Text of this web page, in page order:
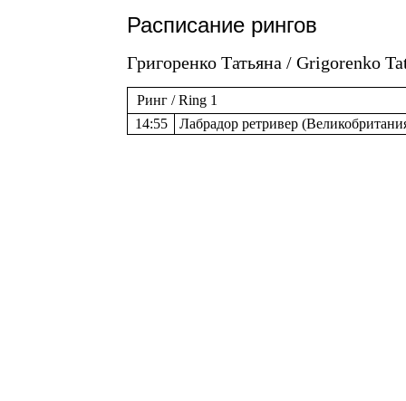
Расписание рингов
Григоренко Татьяна / Grigorenko
Ринг / Ring 1
14:55
Лабрадор ретривер